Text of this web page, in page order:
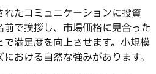
たコミュニケーションに投資
前で挨拶し、市場価格に見合った
満足度を向上させます。小規模
おける自然な強みがあります。